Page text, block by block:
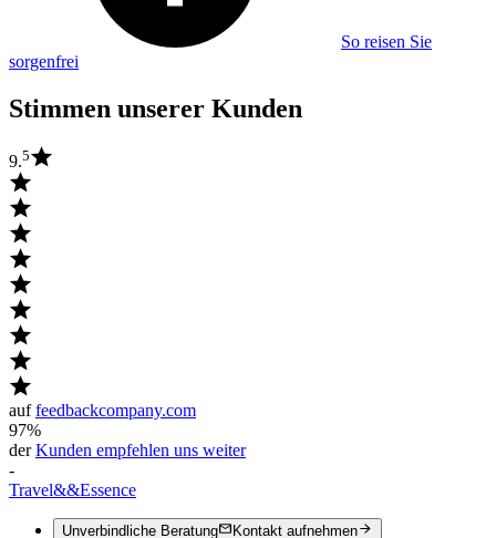
So reisen Sie
sorgenfrei
Stimmen unserer Kunden
9.5
auffeedbackcompany.com
97%
derKunden empfehlen uns weiter
-
Travel&&Essence
Unverbindliche Beratung
Kontakt aufnehmen